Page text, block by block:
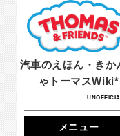
汽車のえほん・きか
ゃトーマスWiki*
メニュー